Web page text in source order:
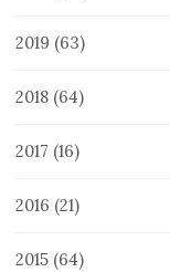
2019 (63)
2018 (64)
2017 (16)
2016 (21)
2015 (64)